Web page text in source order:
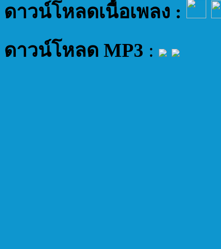
ดาวน์โหลดเนื้อเพลง :
ดาวน์โหลด MP3 :